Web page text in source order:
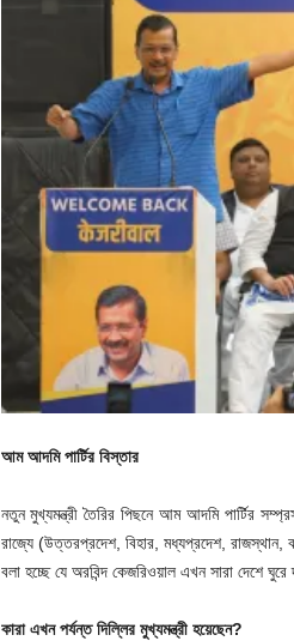
আম আদমি পার্টির বিস্তার
নতুন মুখ্যমন্ত্রী তৈরির পিছনে আম আদমি পার্টির
রাজ্যে (উত্তরপ্রদেশ, বিহার, মধ্যপ্রদেশ,
বলা হচ্ছে যে অরবিন্দ কেজরিওয়াল এখন সারা দেশে
কারা এখন পর্যন্ত দিল্লির মুখ্যমন্ত্রী হয়েছেন?